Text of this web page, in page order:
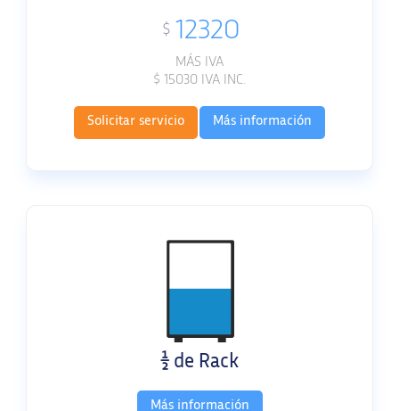
$ 12320
MÁS IVA
$ 15030 IVA INC.
Solicitar servicio Más información
1/2 de Rack
Más información